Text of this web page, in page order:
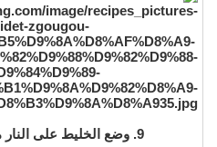
9. وضع الخليط على النار مع التحريك المتواصل